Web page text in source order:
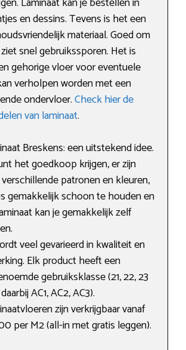
en dessins. Tevens is het een
materiaal. Goed om
snel gebruikssporen. Het is
gehorige vloer voor eventuele
verholpen worden met een
ondervloer.Check hier de
van laminaat.
Breskens: een uitstekend idee.
het goedkoop krijgen, er zijn
patronen en kleuren,
gemakkelijk schoon te houden en
kan je gemakkelijk zelf
veel gevarieerd in kwaliteit en
Elk product heeft een
gebruiksklasse (21, 22, 23
AC1, AC2, AC3).
zijn verkrijgbaar vanaf
per M2 (all-in met gratis leggen).